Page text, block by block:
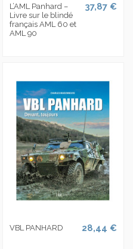
L’AML Panhard –
Livre sur le blindé
français AML 60 et
AML 90
37,87 €
VBL PANHARD 28,44 €